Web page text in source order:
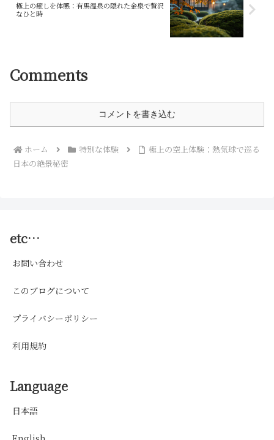
極上の癒しを体感：有馬温泉の隠れた金泉で贅沢
なひと時
Comments
コメントを書き込む
ホーム 特別な体験
極上の空上体験：熱気球で巡る
日本の絶景秘密
etc…
お問い合わせ
このブログについて
プライバシーポリシー
利用規約
Language
日本語